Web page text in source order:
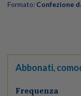
Formato: Confezione
Abbonati,
Frequenza